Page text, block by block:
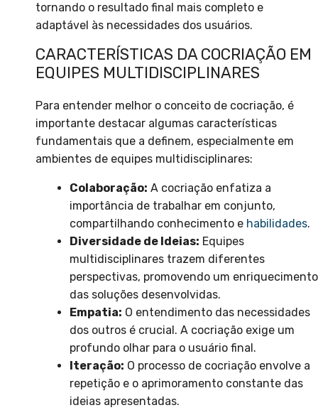
tornando o resultado final mais completo e
adaptável às necessidades dos usuários.
CARACTERÍSTICAS DA COCRIAÇÃO EM
EQUIPES MULTIDISCIPLINARES
Para entender melhor o conceito de cocriação, é
importante destacar algumas características
fundamentais que a definem, especialmente em
ambientes de equipes multidisciplinares:
Colaboração: A cocriação enfatiza a
importância de trabalhar em conjunto,
compartilhando conhecimento e habilidades.
Diversidade de Ideias: Equipes
multidisciplinares trazem diferentes
perspectivas, promovendo um enriquecimento
das soluções desenvolvidas.
Empatia: O entendimento das necessidades
dos outros é crucial. A cocriação exige um
profundo olhar para o usuário final.
Iteração: O processo de cocriação envolve a
repetição e o aprimoramento constante das
ideias apresentadas.